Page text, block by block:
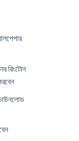
রিংটোন